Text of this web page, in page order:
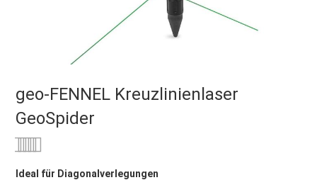
geo-FENNEL Kreuzlinienlaser
GeoSpider
Bewertung:
Ideal für Diagonalverlegungen